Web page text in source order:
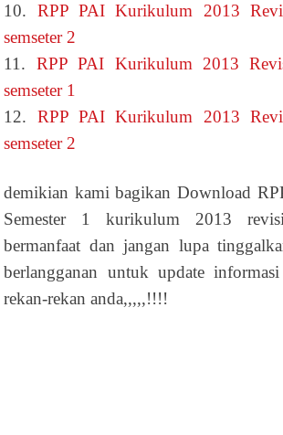
10. RPP PAI Kurikulum 2013
semseter 2
11. RPP PAI Kurikulum 2013
semseter 1
12. RPP PAI Kurikulum 2013
semseter 2
demikian kami bagikan Download
Semester 1 kurikulum 2013
bermanfaat dan jangan lupa
berlangganan untuk update
rekan-rekan anda,,,,,!!!!